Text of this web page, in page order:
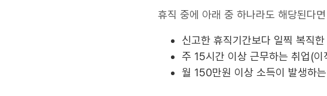
휴직 중에 아래 중 하나라도 해당된다
신고한 휴직기간보다 일찍 복직한
주 15시간 이상 근무하는 취업(이
월 150만원 이상 소득이 발생하